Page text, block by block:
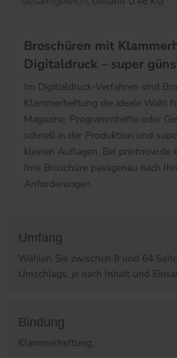
Broschüren mit
Digitaldruck – super
Im Digitialdruck-Verfahren sind
Klammerheftung die ideale Wahl
Magazine, Programmhefte oder
schnell in der Produktion und
kleinen Auflagen. Bei printnow.de
Ihre Broschüre passgenau nach
Anforderungen.
Umfang
Wählen Sie zwischen 8 und 64
Umschlags, je nach Inhalt und
Bindung
Klammerheftung.